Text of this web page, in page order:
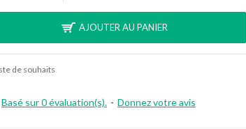
Basé sur 0 évaluation(s). - Donnez votre avis
AJOUTER AU PANIER
de souhaits